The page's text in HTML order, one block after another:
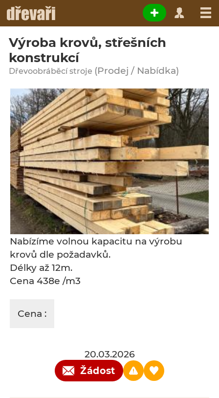
Výroba krovů, střešních
konstrukcí
Dřevoobráběcí stroje (Prodej / Nabídka)
Nabízíme volnou kapacitu na výrobu
krovů dle požadavků.
Délky až 12m.
Cena 438e /m3
Cena :
20.03.2026
Žádost